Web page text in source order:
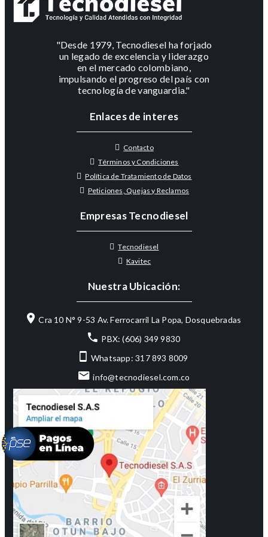
"Desde 1979, Tecnodiesel ha forjado
un legado de excelencia y liderazgo
en el mercado colombiano,
impulsando el progreso del país con
tecnología de vanguardia."
Enlaces de interes
Contacto
Términos y Condiciones
Política de Tratamiento de Datos
Peticiones, Quejas y Reclamos
Empresas Tecnodiesel
Tecnodiesel
Kavitec
Nuestra Ubicación:
Cra 10 N° 9-53 Av. Ferrocarril La Popa, Dosquebradas
PBX: (606) 349 9830
Whatsapp: 317 893 8009
info@tecnodiesel.com.co